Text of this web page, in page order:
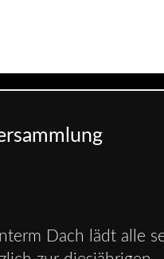
Dach lädt alle